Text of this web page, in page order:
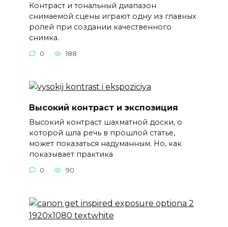
Контраст и тональный диапазон
снимаемой сцены играют одну из главных
ролей при создании качественного
снимка.
0 188
Высокий контраст и экспозиция
Высокий контраст шахматной доски, о
которой шла речь в прошлой статье,
может показаться надуманным. Но, как
показывает практика
0 90